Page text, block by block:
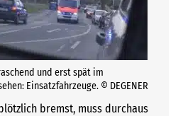
und erst spät im
Einsatzfahrzeuge. © DEGENER
bremst, muss durchaus